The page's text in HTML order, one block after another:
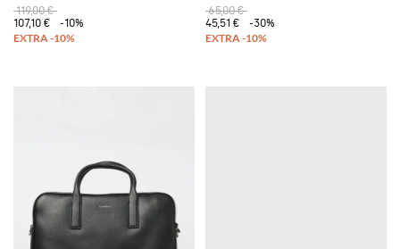
119,00 €
107,10 €
-10%
65,00 €
45,51 €
-30%